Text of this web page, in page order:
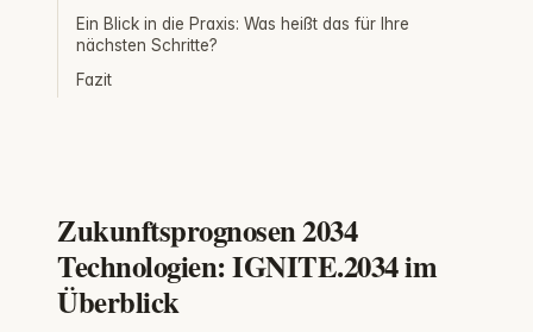
Ein Blick in die Praxis: Was heißt das für Ihre
nächsten Schritte?
Fazit
Zukunftsprognosen 2034
Technologien: IGNITE.2034 im
Überblick